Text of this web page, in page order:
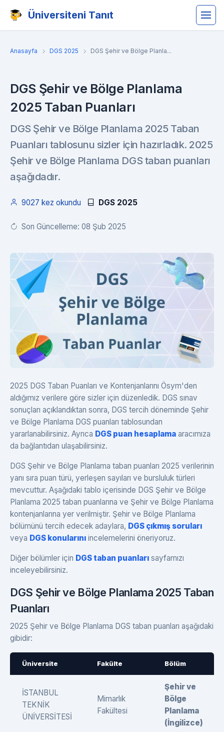
Üniversiteni Tanıt
Anasayfa DGS 2025 DGS Şehir ve Bölge Planla...
DGS Şehir ve Bölge Planlama
2025 Taban Puanları
DGS Şehir ve Bölge Planlama 2025 Taban
Puanları tablosunu sizler için hazırladık. 2025
Şehir ve Bölge Planlama DGS taban puanları
aşağıdadır.
9027 kez okundu DGS 2025
Son Güncelleme: 08 Şub 2025
2025 DGS Taban Puanları ve Kontenjanlarını Ösym'den
aldığımız verilere göre sizler için düzenledik. DGS sınav
sonuçları açıklandıktan sonra, DGS tercih döneminde Şehir
ve Bölge Planlama DGS puanları tablosundan
yararlanabilirsiniz. Ayrıca DGS puan hesaplama aracımıza
da bağlantıdan ulaşabilirsiniz.
DGS Şehir ve Bölge Planlama taban puanları 2025 verilerinin
yanı sıra puan türü, yerleşen sayıları ve bursluluk türleri
mevcuttur. Aşağıdaki tablo içerisinde DGS Şehir ve Bölge
Planlama 2025 taban puanlarına ve Şehir ve Bölge Planlama
kontenjanlarına yer verilmiştir. Şehir ve Bölge Planlama
bölümünü tercih edecek adaylara, DGS çıkmış soruları
veya DGS konularını incelemelerini öneriyoruz.
Diğer bölümler için DGS taban puanları sayfamızı
inceleyebilirsiniz.
DGS Şehir ve Bölge Planlama 2025 Taban
Puanları
2025 Şehir ve Bölge Planlama DGS taban puanları aşağıdaki
gibidir:
Üniversite Fakülte Bölüm
İSTANBUL
TEKNİK
ÜNİVERSİTESİ
Mimarlık
Fakültesi
Şehir ve
Bölge
Planlama
(İngilizce)